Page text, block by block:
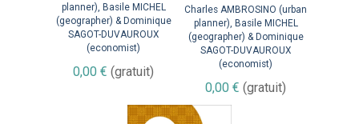
planner), Basile MICHEL
(geographer) & Dominique
SAGOT-DUVAUROUX
(economist)
0,00 € (gratuit)
Charles AMBROSINO (urban
planner), Basile MICHEL
(geographer) & Dominique
SAGOT-DUVAUROUX
(economist)
0,00 € (gratuit)